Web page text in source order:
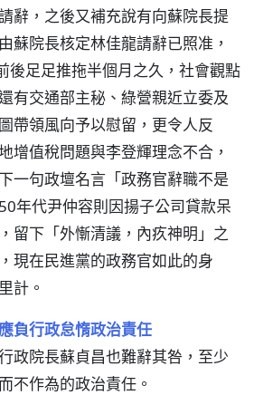
辭，之後又補充說有向蘇院長提
蘇院長核定林佳龍請辭已照准，
後足足推拖半個月之久，社會觀點
有交通部主秘、綠營親近立委及
帶領風向予以慰留，更令人反
增值稅問題與李登輝理念不合，
一句政壇名言「政務官辭職不是
年代尹仲容則因揚子公司貸款呆
留下「外慚清議，內疚神明」之
現在民進黨的政務官如此的身
計。
負行政怠惰政治責任
政院長蘇貞昌也難辭其咎，至少
不作為的政治責任。